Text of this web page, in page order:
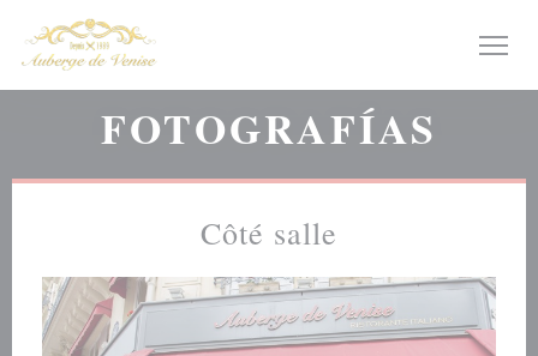
Personalización de sus opciones de cookies
FOTOGRAFÍAS
Côté salle